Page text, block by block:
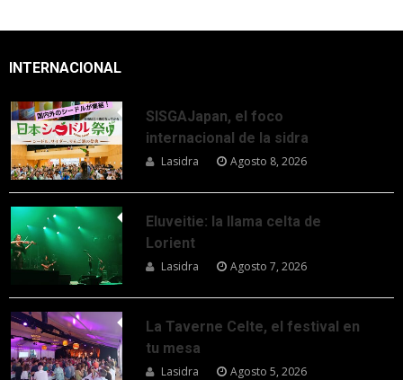
INTERNACIONAL
SISGAJapan, el foco
internacional de la sidra
Lasidra Agosto 8, 2026
Eluveitie: la llama celta de
Lorient
Lasidra Agosto 7, 2026
La Taverne Celte, el festival en
tu mesa
Lasidra Agosto 5, 2026